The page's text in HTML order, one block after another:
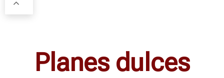
Planes dulces